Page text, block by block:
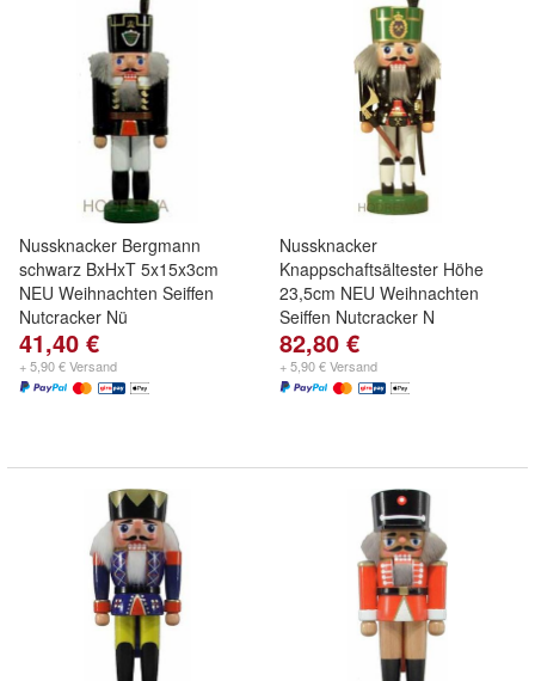
Nussknacker Bergmann
schwarz BxHxT 5x15x3cm
NEU Weihnachten Seiffen
Nutcracker Nü
41,40 €
+ 5,90 € Versand
Nussknacker
Knappschaftsältester Höhe
23,5cm NEU Weihnachten
Seiffen Nutcracker N
82,80 €
+ 5,90 € Versand